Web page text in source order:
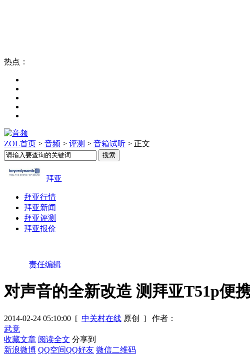
热点：
ZOL首页 > 音频 > 评测 > 音箱试听 > 正文
拜亚
拜亚行情
拜亚新闻
拜亚评测
拜亚报价
责任编辑
对声音的全新改造 测拜亚T51p便
2014-02-24 05:10:00 [ 中关村在线 原创 ]
作者：
武竟
收藏文章 阅读全文 分享到
新浪微博 QQ空间QQ好友 微信二维码